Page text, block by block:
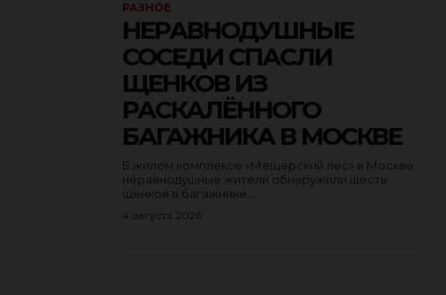
РАЗНОЕ
НЕРАВНОДУШНЫЕ
СОСЕДИ СПАСЛИ
ЩЕНКОВ ИЗ
РАСКАЛЁННОГО
БАГАЖНИКА В МОСКВЕ
В жилом комплексе «Мещерский лес» в Москве
неравнодушные жители обнаружили шесть
щенков в багажнике...
4 августа 2026